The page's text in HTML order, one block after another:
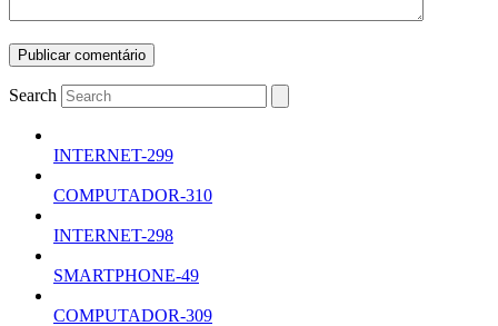
Search
INTERNET-299
COMPUTADOR-310
INTERNET-298
SMARTPHONE-49
COMPUTADOR-309